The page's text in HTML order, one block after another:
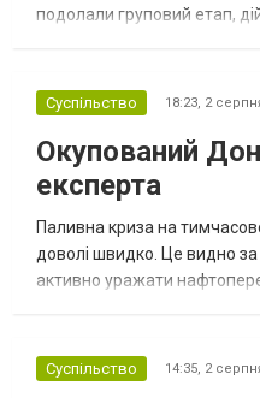
подолали груповий етап,
Суспільство 18:23, 2
Окупований
експерта
Паливна криза на
доволі швидко. Це видно
активно уражати
Суспільство 14:35, 2